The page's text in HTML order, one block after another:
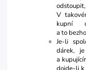
V
kupní
a to
Je-li
dárek,
a